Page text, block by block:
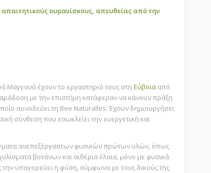
απαιτητικούς ουρανίσκους, απευθείας από την
Μαγγανά έχουν το εργαστηριό τους στηΕύβοια από
με την επιστήμη κατάφεραν να κάνουν πράξη
συνοδεύει τη Bee Naturalles. Έχουν δημιουργήσει
σύνθεση που εσωκλείει την ευεργετική και
ανεπεξέργαστων φυσικών πρώτων υλών, όπως
βοτάνων και αιθέρια έλαια, μόνο με φυσικά
υπαγορεύει η φύση, σύμφωνα με τους δικούς της